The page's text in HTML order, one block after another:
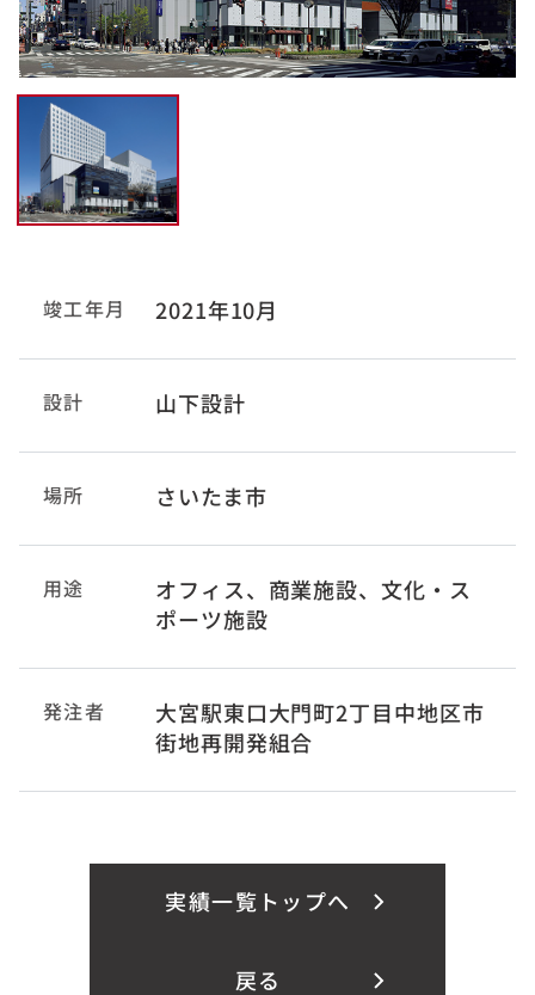
竣工年月 2021年10月
設計 山下設計
場所 さいたま市
用途
オフィス、商業施設、文化・ス
ポーツ施設
発注者
大宮駅東口大門町2丁目中地区市
街地再開発組合
実績一覧トップへ
戻る